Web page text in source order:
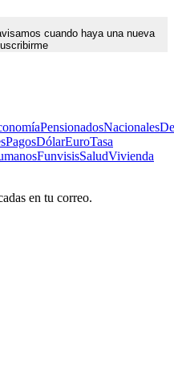
cuando haya una nueva
PensionadosNacionales
PagosDólarEuroTasa
FunvisisSaludVivienda
en tu correo.